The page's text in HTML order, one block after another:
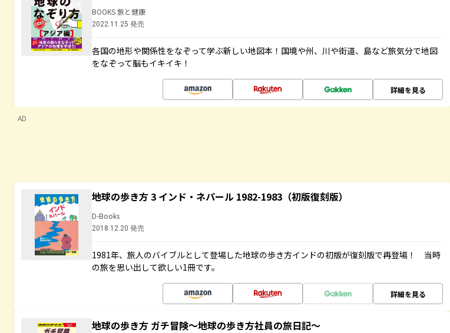
BOOKS 旅と健康
2022.11.25 発売
各国の地形や関係性をなぞって学ぶ新しい地図本！国境や州、川や街道、島など旅気分で地図
をなぞって脳もイキイキ！
詳細を見る
AD
地球の歩き方 3 インド・ネパール 1982-1983（初版復刻版）
D-Books
2018.12.20 発売
1981年、旅人のバイブルとして登場した地球の歩き方インドの初版が復刻版で再登場！ 当時
の旅を思い出して欲しい1冊です。
詳細を見る
地球の歩き方 ガチ冒険～地球の歩き方社員の旅日記～